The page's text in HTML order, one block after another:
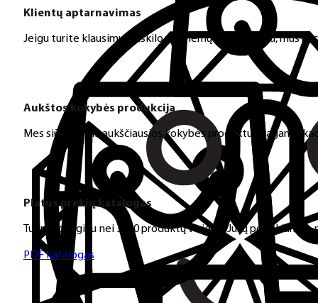
Klientų aptarnavimas
Jeigu turite klausimų ar iškilo problemų su užsakymu, mus
Aukštos kokybės produkcija
Mes siūlome tik aukščiausios kokybės produktus nagams,
Platus prekių katalogas
Turime daugiau nei 3000 produktų visiems Jūsų poreikiams
PDF katalogas